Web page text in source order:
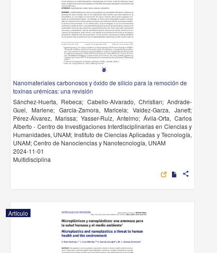
Nanomateriales carbonosos y óxido de silicio para la remoción de
toxinas urémicas: una revisión
Sánchez-Huerta, Rebeca; Cabello-Alvarado, Christian; Andrade-
Guel, Marlene; García-Zamora, Maricela; Valdez-Garza, Janett;
Pérez-Álvarez, Marissa; Yasser-Ruiz, Antelmo; Ávila-Orta, Carlos
Alberto - Centro de Investigaciones Interdisciplinarias en Ciencias y
Humanidades, UNAM; Instituto de Ciencias Aplicadas y Tecnología,
UNAM; Centro de Nanociencias y Nanotecnología, UNAM
2024-11-01
Multidisciplina
share
Artículo